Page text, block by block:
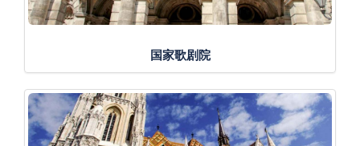
国家歌剧院